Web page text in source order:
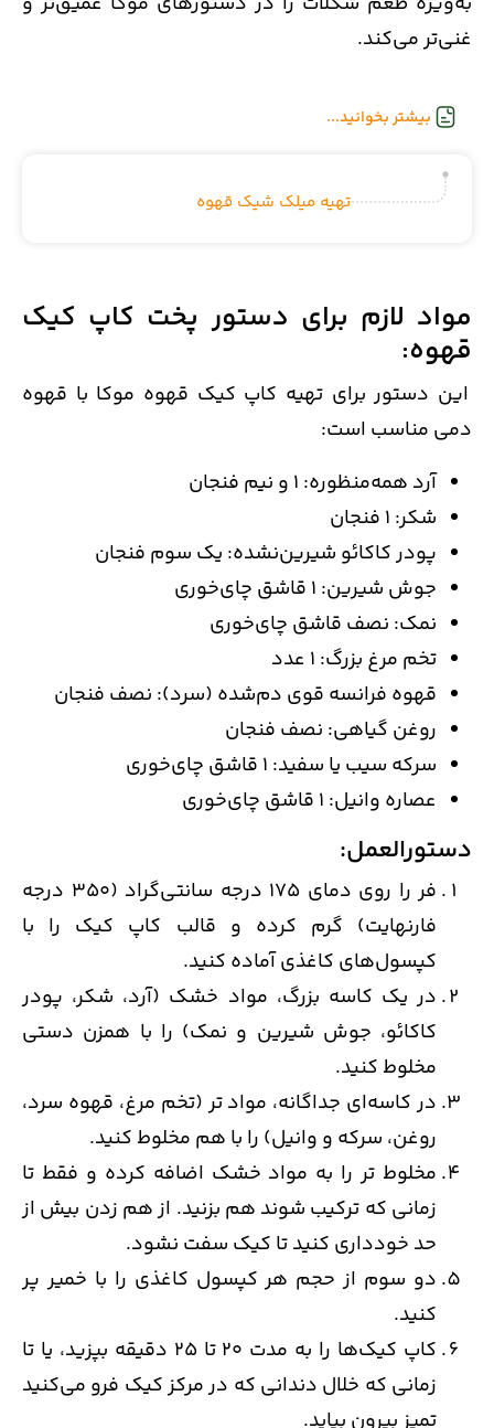
غنی‌تر می‌کند.
بیشتر بخوانید...
تهیه میلک شیک قهوه
مواد لازم برای دستور پخت کاپ کیک
قهوه:
این دستور برای تهیه کاپ کیک قهوه موکا با قهوه
دمی مناسب است:
آرد همه‌منظوره: 1 و نیم فنجان
شکر: 1 فنجان
پودر کاکائو شیرین‌نشده: یک سوم فنجان
جوش شیرین: 1 قاشق چای‌خوری
نمک: نصف قاشق چای‌خوری
تخم مرغ بزرگ: 1 عدد
قهوه فرانسه قوی دم‌شده (سرد): نصف فنجان
روغن گیاهی: نصف فنجان
سرکه سیب یا سفید: 1 قاشق چای‌خوری
عصاره وانیل: 1 قاشق چای‌خوری
دستورالعمل:
فر را روی دمای 175 درجه سانتی‌گراد (350 درجه
فارنهایت) گرم کرده و قالب کاپ کیک را با
کپسول‌های کاغذی آماده کنید.
در یک کاسه بزرگ، مواد خشک (آرد، شکر، پودر
کاکائو، جوش شیرین و نمک) را با همزن دستی
مخلوط کنید.
در کاسه‌ای جداگانه، مواد تر (تخم مرغ، قهوه سرد،
روغن، سرکه و وانیل) را با هم مخلوط کنید.
مخلوط تر را به مواد خشک اضافه کرده و فقط تا
زمانی که ترکیب شوند هم بزنید. از هم زدن بیش از
حد خودداری کنید تا کیک سفت نشود.
دو سوم از حجم هر کپسول کاغذی را با خمیر پر
کنید.
کاپ کیک‌ها را به مدت 20 تا 25 دقیقه بپزید، یا تا
زمانی که خلال دندانی که در مرکز کیک فرو می‌کنید
تمیز بیرون بیاید.